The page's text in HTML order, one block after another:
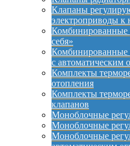
Клапаны
электроприводы к
Комбинированные
себя»
Комбинированные
с автоматическим
Комплекты
отопления
Комплекты
клапанов
Моноблочные
Моноблочные
Моноблочные